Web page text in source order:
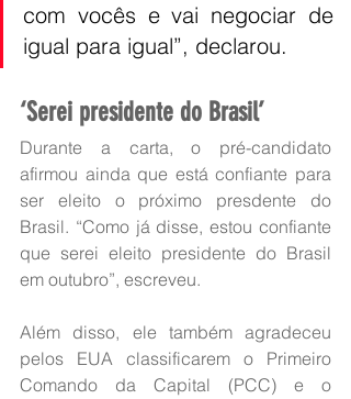
com vocês e vai negociar de
igual para igual”, declarou.
‘Serei presidente do Brasil’
Durante a carta, o pré-candidato
afirmou ainda que está confiante para
ser eleito o próximo presdente do
Brasil. “Como já disse, estou confiante
que serei eleito presidente do Brasil
em outubro”, escreveu.
Além disso, ele também agradeceu
pelos EUA classificarem o Primeiro
Comando da Capital (PCC) e o